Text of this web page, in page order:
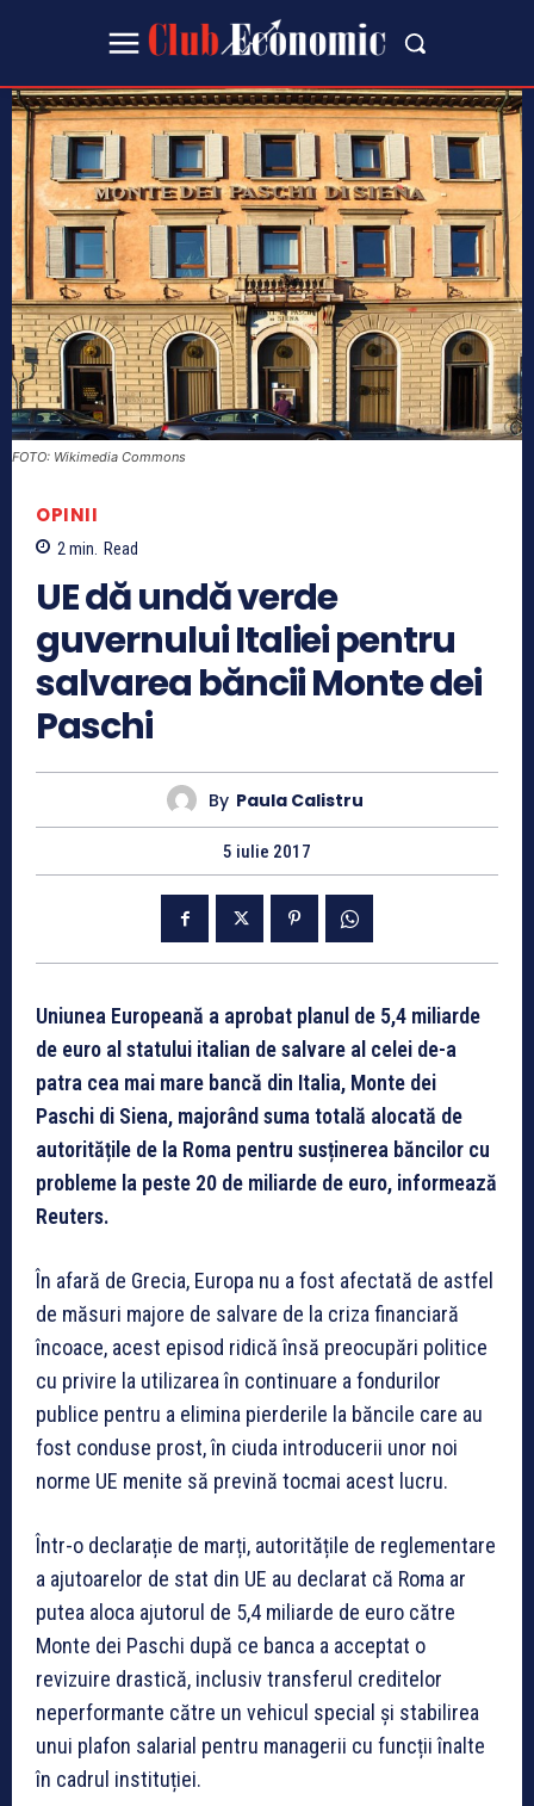
FOTO: Wikimedia Commons
OPINII
2min. Read
UE dă undă verde
guvernului Italiei pentru
salvarea băncii Monte dei
Paschi
By Paula Calistru
5 iulie 2017
Uniunea Europeană a aprobat planul de 5,4 miliarde
de euro al statului italian de salvare al celei de-a
patra cea mai mare bancă din Italia, Monte dei
Paschi di Siena, majorând suma totală alocată de
autoritățile de la Roma pentru susținerea băncilor cu
probleme la peste 20 de miliarde de euro, informează
Reuters.
În afară de Grecia, Europa nu a fost afectată de astfel
de măsuri majore de salvare de la criza financiară
încoace, acest episod ridică însă preocupări politice
cu privire la utilizarea în continuare a fondurilor
publice pentru a elimina pierderile la băncile care au
fost conduse prost, în ciuda introducerii unor noi
norme UE menite să prevină tocmai acest lucru.
Într-o declarație de marți, autoritățile de reglementare
a ajutoarelor de stat din UE au declarat că Roma ar
putea aloca ajutorul de 5,4 miliarde de euro către
Monte dei Paschi după ce banca a acceptat o
revizuire drastică, inclusiv transferul creditelor
neperformante către un vehicul special și stabilirea
unui plafon salarial pentru managerii cu funcții înalte
în cadrul instituției.